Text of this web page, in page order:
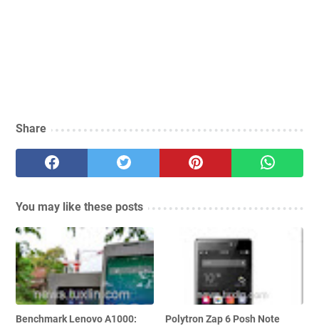
Share
You may like these posts
Benchmark Lenovo A1000:
Polytron Zap 6 Posh Note